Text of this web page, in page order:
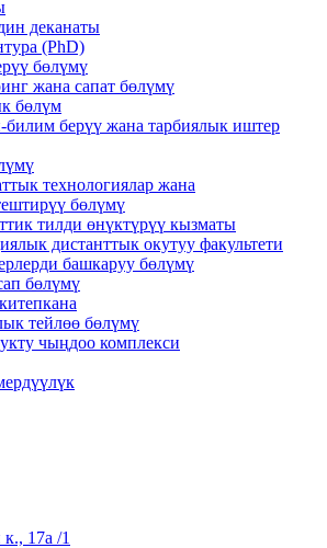
деканаты
(PhD)
бөлүмү
жана сапат бөлүмү
бөлүм
берүү жана тарбиялык иштер
технологиялар жана
бөлүмү
тилди өнүктүрүү кызматы
дистанттык окутуу факультети
башкаруу бөлүмү
бөлүмү
тейлөө бөлүмү
чыңдоо комплекси
17а /1